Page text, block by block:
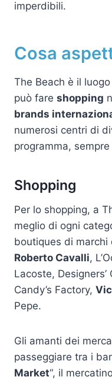
imperdibili.
Cosa
The Beach è il
può fare shopping
brands
numerosi centri di
programma,
Shopping
Per lo shopping, a
meglio di ogni
boutiques di marchi
Roberto Cavalli,
Lacoste, Designers’
Candy’s Factory,
Pepe.
Gli amanti dei
passeggiare tra i
Market“, il